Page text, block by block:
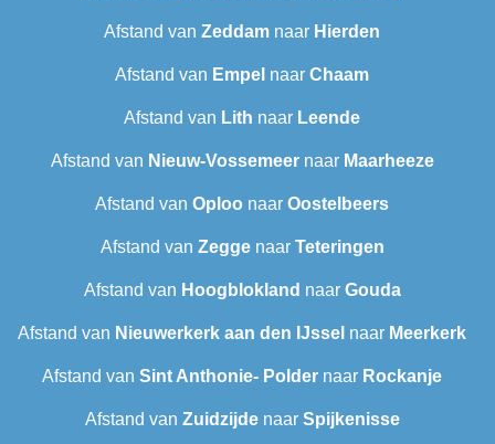
Afstand van Zeddam naar Hierden
Afstand van Empel naar Chaam
Afstand van Lith naar Leende
Afstand van Nieuw-Vossemeernaar Maarheeze
Afstand van Oploo naar Oostelbeers
Afstand van Zeggenaar Teteringen
Afstand van Hoogblokland naar Gouda
Afstand van Nieuwerkerk aan den IJssel naar Meerkerk
Afstand van Sint Anthonie- Polder naar Rockanje
Afstand van Zuidzijdenaar Spijkenisse